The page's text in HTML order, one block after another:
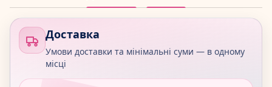
Доставка
Умови доставки та мінімальні суми — в одному
місці